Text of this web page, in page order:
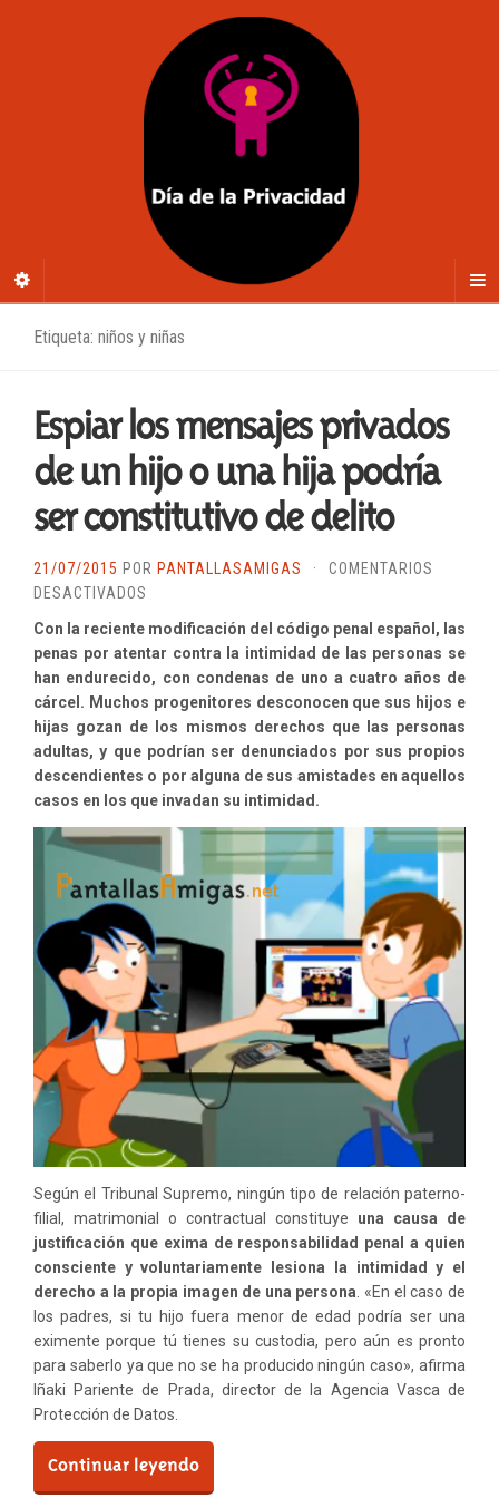
Etiqueta: niños y niñas
Espiar los mensajes privados
de un hijo o una hija podría
ser constitutivo de delito
21/07/2015 POR PANTALLASAMIGAS ·
COMENTARIOS
DESACTIVADOS
PRIVADOS
DE
HIJO
HIJA
SER
CONSTITUTIVO
DE
DELITO
Con la reciente modificación del código penal español, las
penas por atentar contra la intimidad de las personas se
han endurecido, con condenas de uno a cuatro años de
cárcel. Muchos progenitores desconocen que sus hijos e
hijas gozan de los mismos derechos que las personas
adultas, y que podrían ser denunciados por sus propios
descendientes o por alguna de sus amistades en aquellos
casos en los que invadan su intimidad.
Según el Tribunal Supremo, ningún tipo de relación paterno-
filial, matrimonial o contractual constituye una causa de
justificación que exima de responsabilidad penal a quien
consciente y voluntariamente lesiona la intimidad y el
derecho a la propia imagen de una persona. «En el caso de
los padres, si tu hijo fuera menor de edad podría ser una
eximente porque tú tienes su custodia, pero aún es pronto
para saberlo ya que no se ha producido ningún caso», afirma
Iñaki Pariente de Prada, director de la Agencia Vasca de
Protección de Datos.
Continuar leyendo